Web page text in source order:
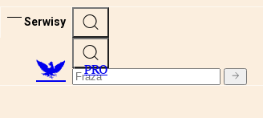
Serwisy
PRO